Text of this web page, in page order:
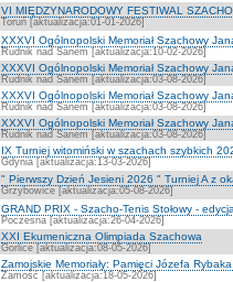
VI MIĘDZYNARODOWY FESTIWAL
Toruń [aktualizacja:01-01-2026]
XXXVI Ogólnopolski Memoriał Szachowy
Rudnik nad Sanem [aktualizacja:10-02-2026]
XXXVI Ogólnopolski Memoriał Szachowy
Rudnik nad Sanem [aktualizacja:03-08-2026]
XXXVI Ogólnopolski Memoriał Szachowy
Rudnik nad Sanem [aktualizacja:03-08-2026]
XXXVI Ogólnopolski Memoriał Szachowy
Rudnik nad Sanem [aktualizacja:03-08-2026]
IX Turniej witomiński w szachach szybkich
Gdynia [aktualizacja:13-03-2026]
" Pierwszy Dzień Jesieni 2026 " Turniej A z
Grzybowice [aktualizacja:05-08-2026]
GRAND PRIX - Szacho-Tenis Stołowy -
Poczesna [aktualizacja:26-04-2026]
XXI Ekumeniczna Olimpiada Szachowa
Gorlice [aktualizacja:08-05-2026]
Zamojskie Memoriały: Pamięci Józefa
Zamość [aktualizacja:18-05-2026]